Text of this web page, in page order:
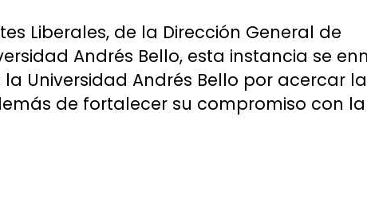
Liberales, de la Dirección General de
Andrés Bello, esta instancia se
Universidad Andrés Bello por acercar
de fortalecer su compromiso con la